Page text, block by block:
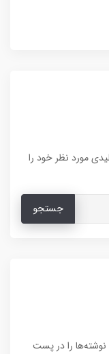
مورد نظر خود را
جستجو
نوشته‌ها را در پست